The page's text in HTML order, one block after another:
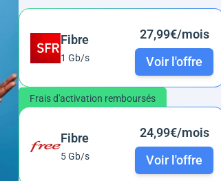
Fibre
1 Gb/s
27,99€/mois
Voir l'offre
Frais d'activation remboursés
Fibre
5 Gb/s
24,99€/mois
Voir l'offre